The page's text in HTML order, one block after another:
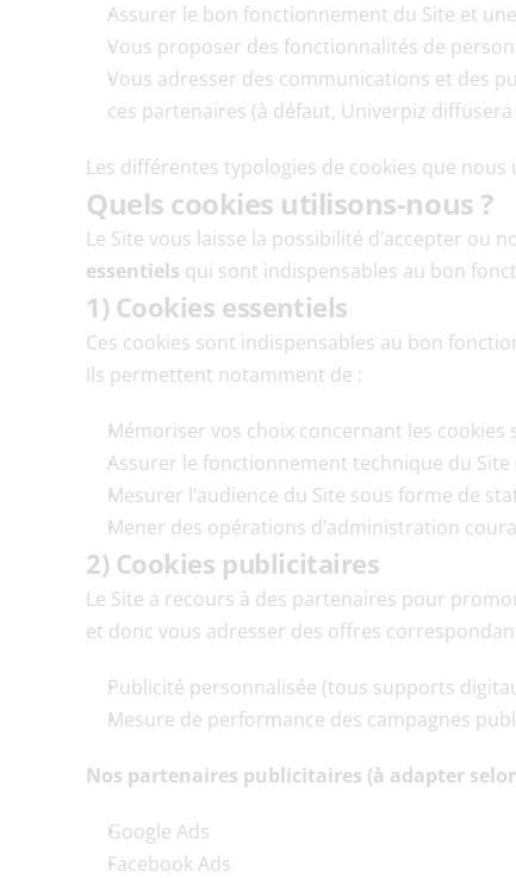
Assurer le bon fonctionnement du Site et
Vous proposer des fonctionnalités de
Vous adresser des communications et des
ces partenaires (à défaut, Univerpiz
Les différentes typologies de cookies que
Quels cookies utilisons-nous ?
Le Site vous laisse la possibilité d’accepter ou
essentiels qui sont indispensables au bon
1) Cookies essentiels
Ces cookies sont indispensables au bon
Ils permettent notamment de :
Mémoriser vos choix concernant les cookies
Assurer le fonctionnement technique du
Mesurer l’audience du Site sous forme de
Mener des opérations d’administration
2) Cookies publicitaires
Le Site a recours à des partenaires pour
et donc vous adresser des offres
Publicité personnalisée (tous supports
Mesure de performance des campagnes
Nos partenaires publicitaires (à adapter
Google Ads
Facebook Ads